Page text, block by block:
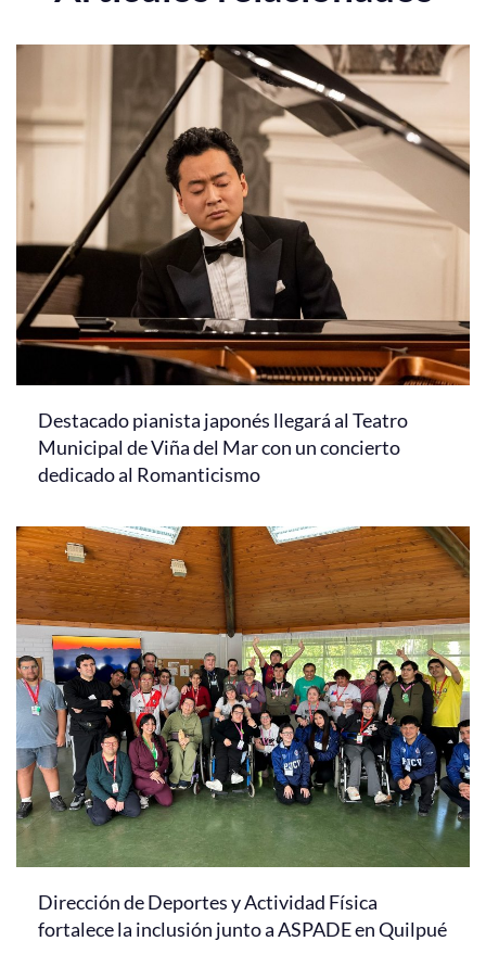
Destacado pianista japonés llegará al Teatro
Municipal de Viña del Mar con un concierto
dedicado al Romanticismo
Dirección de Deportes y Actividad Física
fortalece la inclusión junto a ASPADE en Quilpué